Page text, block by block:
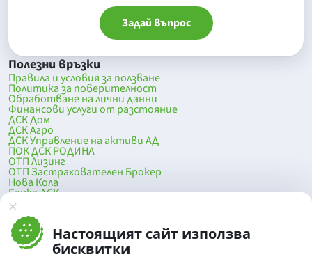
Настоящият сайт използва
бисквитки
Задай въпрос
Полезни връзки
Правила и условия за ползване
Политика за поверителност
Обработване на лични данни
Финансови услуги от разстояние
ДСК Дом
ДСК Агро
ДСК Управление на активи АД
ПОК ДСК РОДИНА
ОТП Лизинг
ОТП Застрахователен Брокер
Нова Кола
Банка ДСК
DSK Mobile
Оферти за продажба от Банка ДСК
Клонова мрежа и банкомати
До началото на страницата